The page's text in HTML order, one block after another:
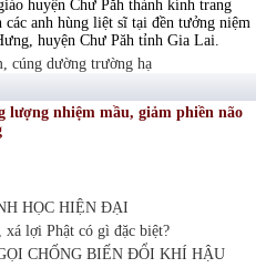
huyện Chư Păh thành kính trang
anh hùng liệt sĩ tại đền tưởng niệm
huyện Chư Păh tỉnh Gia Lai.
cúng dường trường hạ
lượng nhiệm mầu, giảm phiền não
HỌC HIỆN ĐẠI
xá lợi Phật có gì đặc biệt?
CHỐNG BIẾN ĐỔI KHÍ HẬU